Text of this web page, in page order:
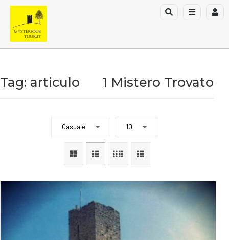
Tag: articulo 1 Mistero Trovato
Casuale 10